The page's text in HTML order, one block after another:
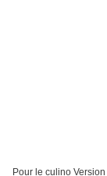
Pour le culino